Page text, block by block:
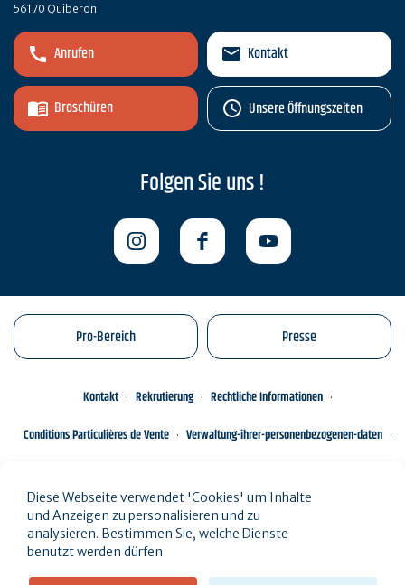
56170 Quiberon
Anrufen
Broschüren
Kontakt
Unsere Öffnungszeiten
Folgen Sie uns !
Pro-Bereich Presse
Kontakt Rekrutierung
Rechtliche Informationen
Conditions Particulières de Vente
Verwaltung-ihrer-personenbezogenen-daten
Diese Webseite verwendet 'Cookies' um Inhalte
und Anzeigen zu personalisieren und zu
analysieren. Bestimmen Sie, welche Dienste
benutzt werden dürfen